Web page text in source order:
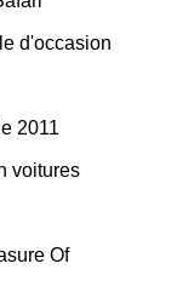
d'occasion
2011
voitures
Of